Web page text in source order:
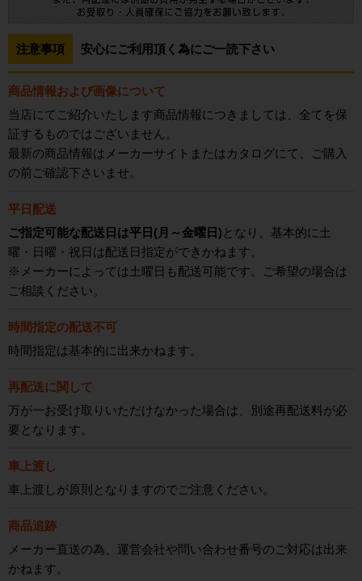
注意事項 安心にご利用頂く為にご一読下さい
商品情報および画像について
当店にてご紹介いたします商品情報につきましては、全てを保
証するものではございません。
最新の商品情報はメーカーサイトまたはカタログにて、ご購入
の前ご確認下さいませ。
平日配送
ご指定可能な配送日は平日(月～金曜日) となり、基本的に土
曜・日曜・祝日は配送日指定ができかねます。
※メーカーによっては土曜日も配送可能です。ご希望の場合は
ご相談ください。
時間指定の配送不可
時間指定は基本的に出来かねます。
再配送に関して
万が一お受け取りいただけなかった場合は、別途再配送料が必
要となります。
車上渡し
車上渡しが原則となりますのでご注意ください。
商品追跡
メーカー直送の為、運営会社や問い合わせ番号のご対応は出来
かねます。